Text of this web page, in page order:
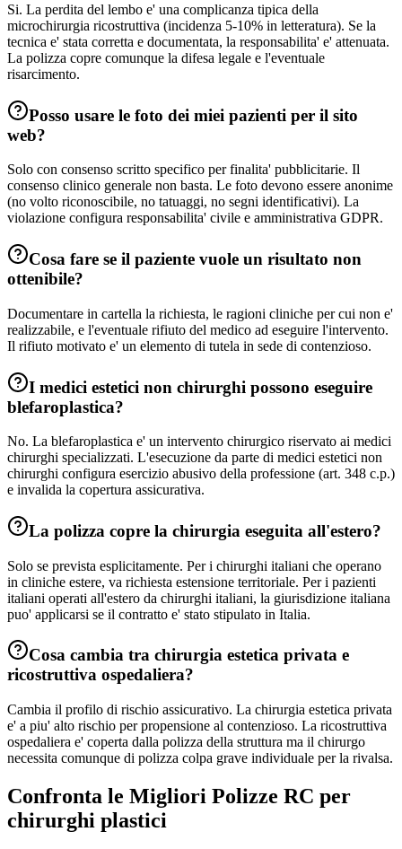
Si. La perdita del lembo e' una complicanza tipica della
microchirurgia ricostruttiva (incidenza 5-10% in letteratura). Se la
tecnica e' stata corretta e documentata, la responsabilita' e' attenuata.
La polizza copre comunque la difesa legale e l'eventuale
risarcimento.
Posso usare le foto dei miei pazienti per il sito
web?
Solo con consenso scritto specifico per finalita' pubblicitarie. Il
consenso clinico generale non basta. Le foto devono essere anonime
(no volto riconoscibile, no tatuaggi, no segni identificativi). La
violazione configura responsabilita' civile e amministrativa GDPR.
Cosa fare se il paziente vuole un risultato non
ottenibile?
Documentare in cartella la richiesta, le ragioni cliniche per cui non e'
realizzabile, e l'eventuale rifiuto del medico ad eseguire l'intervento.
Il rifiuto motivato e' un elemento di tutela in sede di contenzioso.
I medici estetici non chirurghi possono eseguire
blefaroplastica?
No. La blefaroplastica e' un intervento chirurgico riservato ai medici
chirurghi specializzati. L'esecuzione da parte di medici estetici non
chirurghi configura esercizio abusivo della professione (art. 348 c.p.)
e invalida la copertura assicurativa.
La polizza copre la chirurgia eseguita all'estero?
Solo se prevista esplicitamente. Per i chirurghi italiani che operano
in cliniche estere, va richiesta estensione territoriale. Per i pazienti
italiani operati all'estero da chirurghi italiani, la giurisdizione italiana
puo' applicarsi se il contratto e' stato stipulato in Italia.
Cosa cambia tra chirurgia estetica privata e
ricostruttiva ospedaliera?
Cambia il profilo di rischio assicurativo. La chirurgia estetica privata
e' a piu' alto rischio per propensione al contenzioso. La ricostruttiva
ospedaliera e' coperta dalla polizza della struttura ma il chirurgo
necessita comunque di polizza colpa grave individuale per la rivalsa.
Confronta le Migliori Polizze RC per
chirurghi plastici